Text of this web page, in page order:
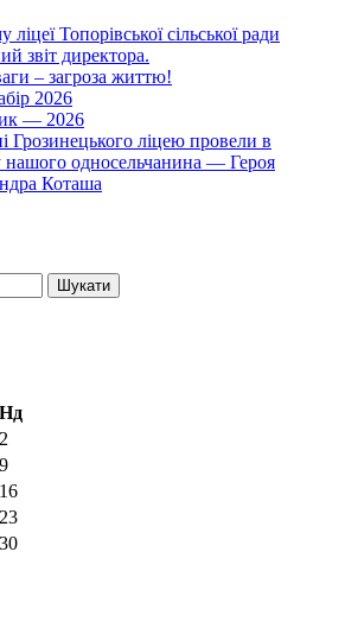
Топорівської сільської ради
звіт директора.
– загроза життю!
2026
— 2026
Грозинецького ліцею провели в
нашого односельчанина — Героя
Коташа
Нд
2
9
16
23
30